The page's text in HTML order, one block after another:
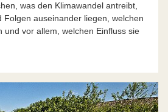
was den Klimawandel antreibt,
Folgen auseinander liegen, welchen
und vor allem, welchen Einfluss sie